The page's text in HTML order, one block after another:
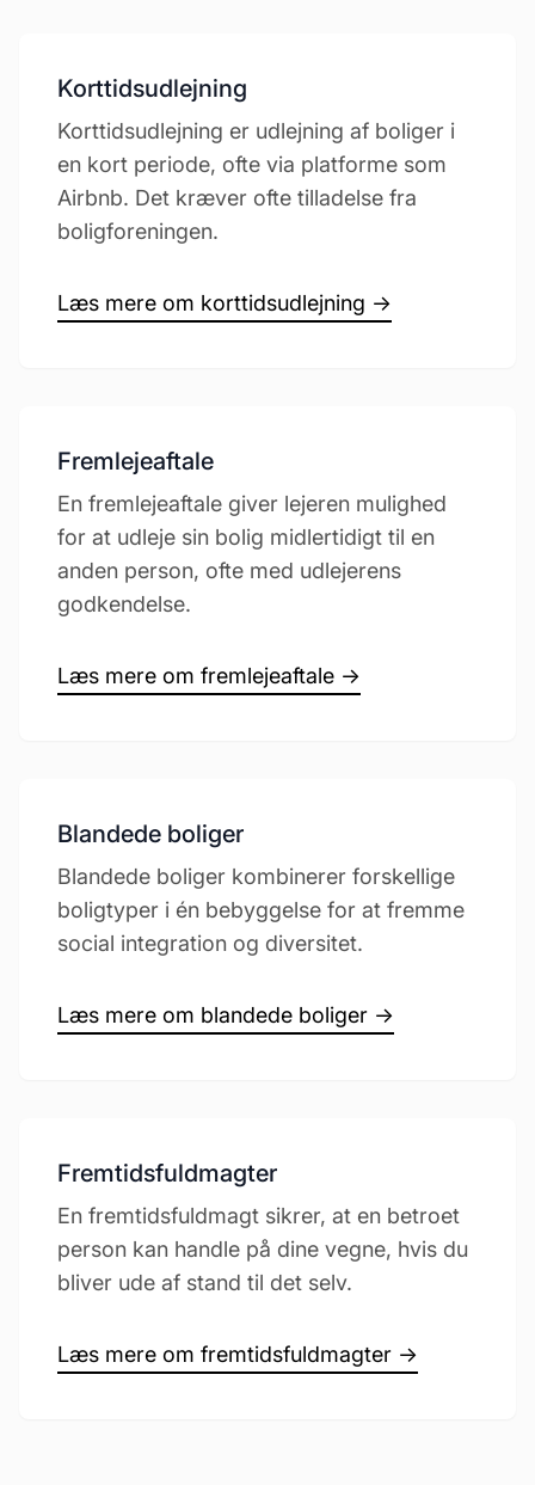
Korttidsudlejning
Korttidsudlejning er udlejning af boliger i
en kort periode, ofte via platforme som
Airbnb. Det kræver ofte tilladelse fra
boligforeningen.
Læs mere om korttidsudlejning →
Fremlejeaftale
En fremlejeaftale giver lejeren mulighed
for at udleje sin bolig midlertidigt til en
anden person, ofte med udlejerens
godkendelse.
Læs mere om fremlejeaftale →
Blandede boliger
Blandede boliger kombinerer forskellige
boligtyper i én bebyggelse for at fremme
social integration og diversitet.
Læs mere om blandede boliger →
Fremtidsfuldmagter
En fremtidsfuldmagt sikrer, at en betroet
person kan handle på dine vegne, hvis du
bliver ude af stand til det selv.
Læs mere om fremtidsfuldmagter →